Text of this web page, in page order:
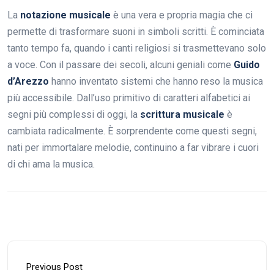
La notazione musicale è una vera e propria magia che ci
permette di trasformare suoni in simboli scritti. È cominciata
tanto tempo fa, quando i canti religiosi si trasmettevano solo
a voce. Con il passare dei secoli, alcuni geniali come Guido
d’Arezzo hanno inventato sistemi che hanno reso la musica
più accessibile. Dall’uso primitivo di caratteri alfabetici ai
segni più complessi di oggi, la scrittura musicale è
cambiata radicalmente. È sorprendente come questi segni,
nati per immortalare melodie, continuino a far vibrare i cuori
di chi ama la musica.
Previous Post